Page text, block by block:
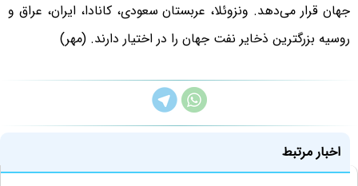
جهان قرار می‌دهد. ونزوئلا، عربستان سعودی، کانادا، ایران، عراق و
روسیه بزرگترین ذخایر نفت جهان را در اختیار دارند. (مهر)
اخبار مرتبط